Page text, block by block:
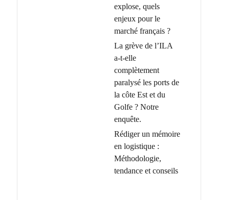
explose, quels
enjeux pour le
marché français ?
La grève de l’ILA
a-t-elle
complètement
paralysé les ports de
la côte Est et du
Golfe ? Notre
enquête.
Rédiger un mémoire
en logistique :
Méthodologie,
tendance et conseils